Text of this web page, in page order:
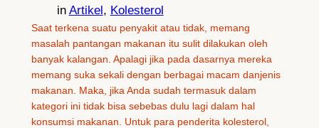
in Artikel, Kolesterol
Saat terkena suatu penyakit atau tidak, memang
masalah pantangan makanan itu sulit dilakukan oleh
banyak kalangan. Apalagi jika pada dasarnya mereka
memang suka sekali dengan berbagai macam danjenis
makanan. Maka, jika Anda sudah termasuk dalam
kategori ini tidak bisa sebebas dulu lagi dalam hal
konsumsi makanan. Untuk para penderita kolesterol,